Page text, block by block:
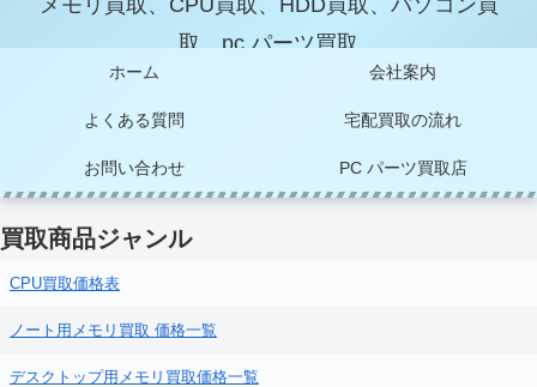
メモリ買取、CPU買取、HDD買取、パソコン買
取、pc パーツ買取
ホーム 会社案内
よくある質問 宅配買取の流れ
お問い合わせ PC パーツ買取店
買取商品ジャンル
CPU買取価格表
ノート用メモリ買取 価格一覧
デスクトップ用メモリ買取価格一覧